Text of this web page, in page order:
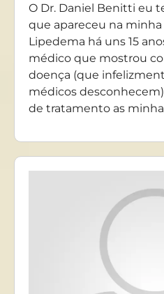
O Dr. Daniel Benitti eu
que apareceu na minha
Lipedema há uns 15
médico que mostrou
doença (que
médicos
de tratamento as